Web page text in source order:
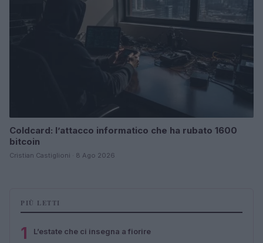
Coldcard: l’attacco informatico che ha rubato 1600
bitcoin
Cristian Castiglioni · 8 Ago 2026
PIÙ LETTI
1 L’estate che ci insegna a fiorire